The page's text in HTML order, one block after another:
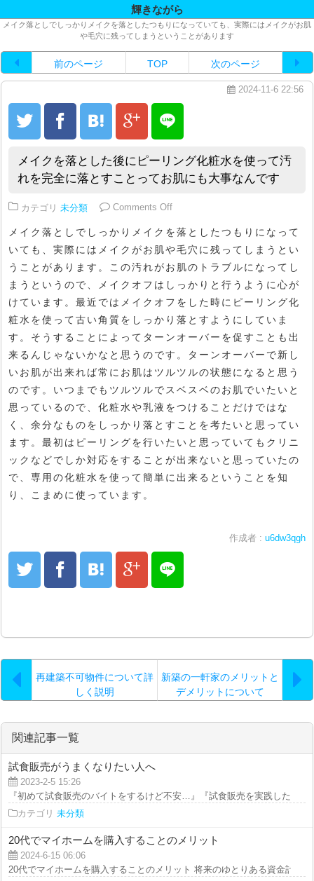
輝きながら
メイク落としでしっかりメイクを落としたつもりになっていても、実際にはメイクがお肌
や毛穴に残ってしまうということがあります
前のページ TOP 次のページ
2024-11-6 22:56
メイクを落とした後にピーリング化粧水を使って汚
れを完全に落とすことってお肌にも大事なんです
カテゴリ 未分類 Comments Offon メイクを落とした後にピーリ
メイク落としでしっかりメイクを落としたつもりになって
いても、実際にはメイクがお肌や毛穴に残ってしまうとい
うことがあります。この汚れがお肌のトラブルになってし
まうというので、メイクオフはしっかりと行うように心が
けています。最近ではメイクオフをした時にピーリング化
粧水を使って古い角質をしっかり落とすようにしていま
す。そうすることによってターンオーバーを促すことも出
来るんじゃないかなと思うのです。ターンオーバーで新し
いお肌が出来れば常にお肌はツルツルの状態になると思う
のです。いつまでもツルツルでスベスベのお肌でいたいと
思っているので、化粧水や乳液をつけることだけではな
く、余分なものをしっかり落とすことを考たいと思ってい
ます。最初はピーリングを行いたいと思っていてもクリニ
ックなどでしか対応をすることが出来ないと思っていたの
で、専用の化粧水を使って簡単に出来るということを知
り、こまめに使っています。
作成者 : u6dw3qgh
再建築不可物件について詳
しく説明
新築の一軒家のメリットと
デメリットについて
関連記事一覧
試食販売がうまくなりたい人へ
2023-2-5 15:26
『初めて試食販売のバイトをするけど不安…』『試食販売を実践したりす
カテゴリ 未分類
20代でマイホームを購入することのメリット
2024-6-15 06:06
20代でマイホームを購入することのメリット 将来のゆとりある資金計画